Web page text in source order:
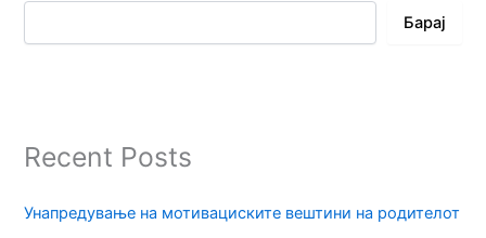
Барај
Recent Posts
Унапредување на мотивациските вештини на родителот